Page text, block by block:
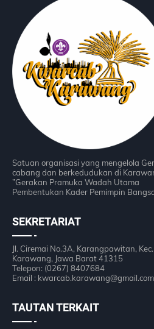
Satuan organisasi yang mengelola
cabang dan berkedudukan di
”Gerakan Pramuka Wadah Utama
Pembentukan Kader Pemimpin
SEKRETARIAT
Jl. Ciremai No.3A, Karangpawitan,
Karawang, Jawa Barat 41315
Telepon: (0267) 8407684
Email : kwarcab.karawang@gmail.com
TAUTAN TERKAIT